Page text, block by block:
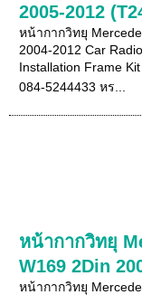
2005-2012
หน้ากากวิทยุ
2004-2012 Car
Installation Frame
084-5244433 หร...
หน้ากากวิทยุ
W169 2Din
หน้ากากวิทยุ